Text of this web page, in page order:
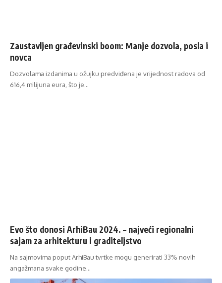
Zaustavljen građevinski boom: Manje dozvola, posla i
novca
Dozvolama izdanima u ožujku predviđena je vrijednost radova od
616,4 milijuna eura, što je…
Evo što donosi ArhiBau 2024. – najveći regionalni
sajam za arhitekturu i graditeljstvo
Na sajmovima poput ArhiBau tvrtke mogu generirati 33% novih
angažmana svake godine…